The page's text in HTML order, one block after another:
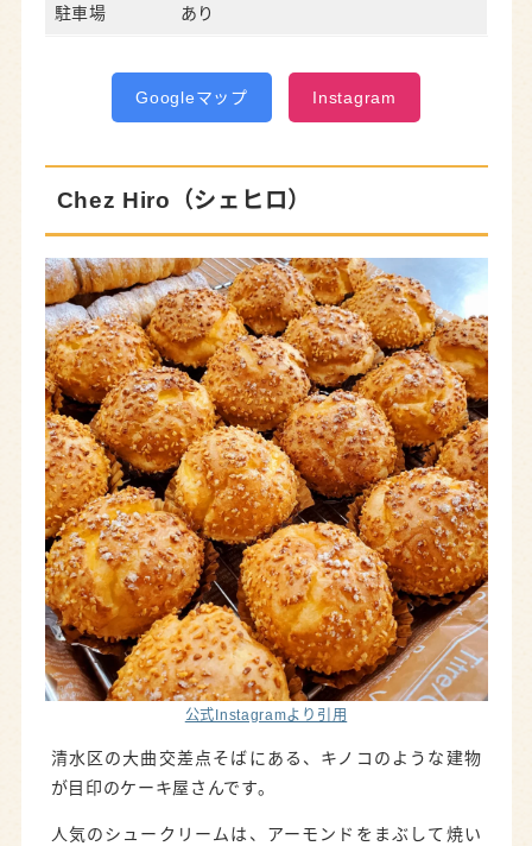
駐車場 あり
Googleマップ Instagram
Chez Hiro（シェヒロ）
公式Instagramより引用
清水区の大曲交差点そばにある、キノコのような建物
が目印のケーキ屋さんです。
人気のシュークリームは、アーモンドをまぶして焼い